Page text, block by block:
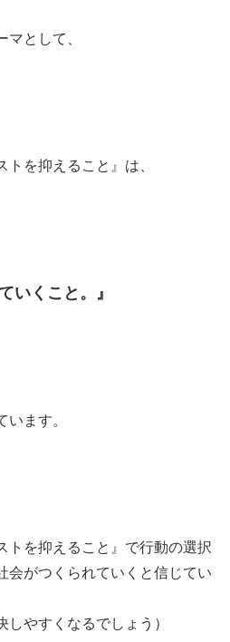
として、
トを抑えること』は、
いくこと。』
ます。
トを抑えること』で行動の選択
会がつくられていくと信じてい
やすくなるでしょう）